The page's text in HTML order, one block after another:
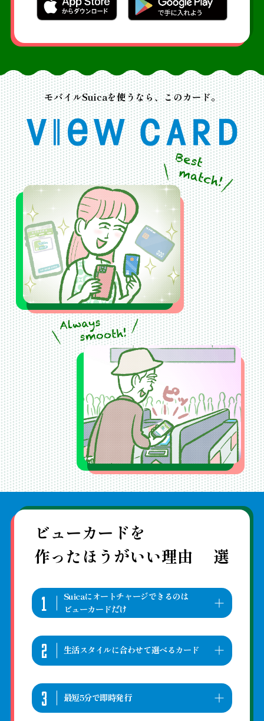
は充電が切れてから一定の時間も、チャージ残高
で支払いできます。
モバイルSuicaを使うなら、このカード。
ビューカードを
作ったほうがいい理由
選
1
Suicaにオートチャージできるのは
ビューカードだけ
チャージ残高不足で改札を通れないストレスから
解放される、オートチャージ機能。Suicaにオー
トチャージ設定ができるのは、VIEWマークが付い
オートチャージ設定について詳しく見る
(外部サイトが開きます)
2 生活スタイルに合わせて選べるカード
ビューカードの基本機能に加え、駅ビルでのお買
いものや飛行機利用、50歳からの旅、電化製品の
お買いものと、自分に合ったおトクが選べる、
3 最短5分で即時発行